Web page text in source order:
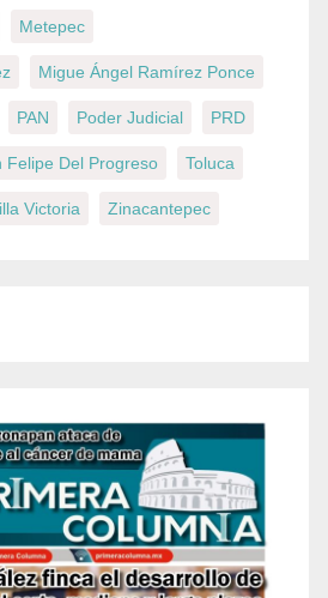
Metepec
Migue Ángel Ramírez Ponce
PAN Poder Judicial PRD
Felipe Del Progreso Toluca
Victoria Zinacantepec